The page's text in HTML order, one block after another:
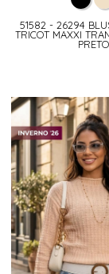
51582 - 26294
TRICOT MAXXI
PRETO